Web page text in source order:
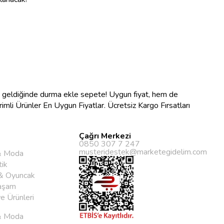
geldiğinde durma ekle sepete! Uygun fiyat, hem de
Ürünler En Uygun Fiyatlar. Ücretsiz Kargo Fırsatları
Moda
Oyuncak
Ürünleri
Moda
Çağrı Merkezi
0850 307 7 247
musteridestek@marketegidelim.com